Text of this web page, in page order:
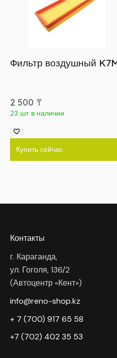
Фильтр воздушный
2 500 ₸
23 шт в наличии
Купить сейчас
Контакты
г. Караганда,
ул. Гоголя, 136/2
(Автоцентр «Кент»)
info@reno-shop.kz
+ 7 (700) 917 65 58
+7 (702) 402 35 53